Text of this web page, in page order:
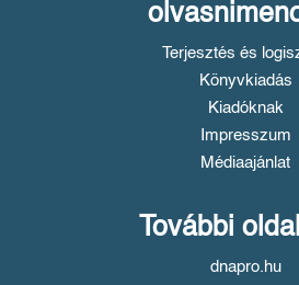
Terjesztés és
Könyvkiadás
Kiadóknak
Impresszum
Médiaajánlat
További
dnapro.hu